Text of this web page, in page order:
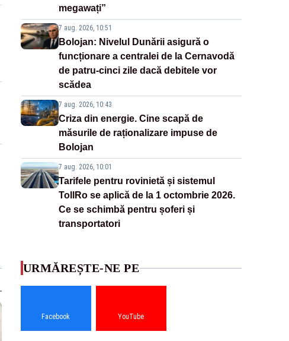
megawați”
7 aug. 2026, 10:51
Bolojan: Nivelul Dunării asigură o
funcționare a centralei de la Cernavodă
de patru-cinci zile dacă debitele vor
scădea
7 aug. 2026, 10:43
Criza din energie. Cine scapă de
măsurile de raționalizare impuse de
Bolojan
7 aug. 2026, 10:01
Tarifele pentru rovinietă și sistemul
TollRo se aplică de la 1 octombrie 2026.
Ce se schimbă pentru șoferi și
transportatori
URMĂREȘTE-NE PE
Facebook YouTube